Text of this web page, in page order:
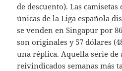
de descuento). Las
únicas de la Liga española
se venden en Singapur por
son originales y 57 dólares
una réplica. Aquella serie de
reivindicados semanas más